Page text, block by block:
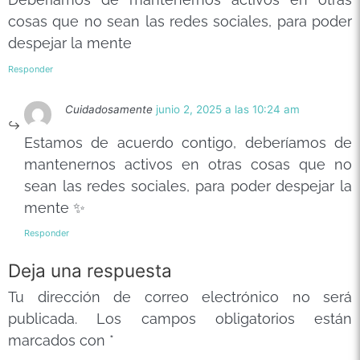
cosas que no sean las redes sociales, para poder
despejar la mente
Responder
Cuidadosamente junio 2, 2025 a las 10:24 am
Estamos de acuerdo contigo, deberíamos de
mantenernos activos en otras cosas que no
sean las redes sociales, para poder despejar la
mente ✨
Responder
Deja una respuesta
Tu dirección de correo electrónico no será
publicada.
Los campos obligatorios están
marcados con *